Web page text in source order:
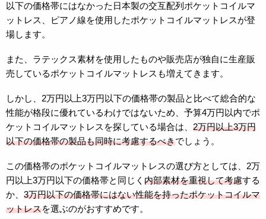
以下の価格帯にはなかった日本製の交互配列ポケットコイルマ
ットレス、ピアノ線を使用したポケットコイルマットレスが登
場します。
また、ラテックス素材を使用したものや販売店が独自に生産販
売しているポケットコイルマットレスも増えてきます。
しかし、2万円以上3万円以下の価格帯の製品と比べて総合的な
性能が格段に優れているわけではないため、予算4万円以内でポ
ケットコイルマットレスを探している場合は、 2万円以上3万円
以下の価格帯の製品も同時に考慮するべきでしょう。
この価格帯のポケットコイルマットレスの選び方としては、2万
円以上3万円以下の価格帯と同じく 内部素材を重視して考慮する
か、 3万円以下の価格帯にはない性能を持ったポケットコイルマ
ットレスを選ぶのがおすすめです。